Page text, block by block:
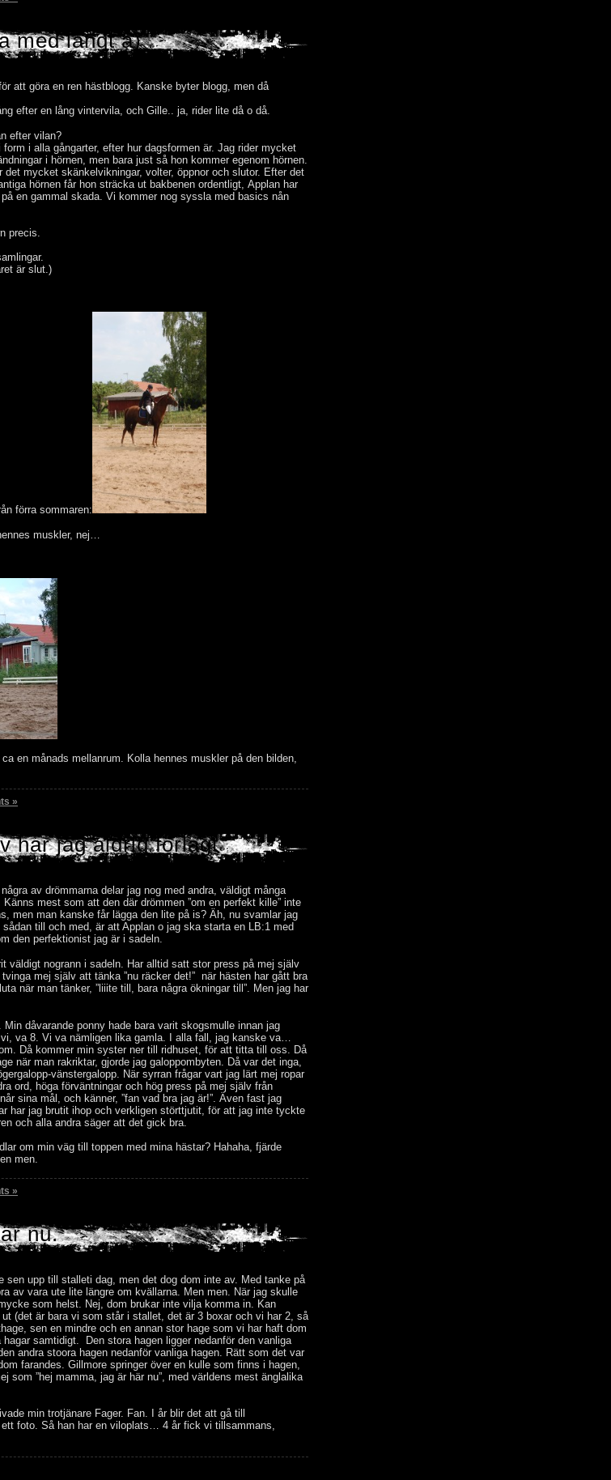
med långt a)
att göra en ren hästblogg. Kanske byter blogg, men då
efter en lång vintervila, och Gille.. ja, rider lite då o då.
efter vilan?
i alla gångarter, efter hur dagsformen är. Jag rider mycket
i hörnen, men bara just så hon kommer egenom hörnen.
det mycket skänkelvikningar, volter, öppnor och slutor. Efter det
hörnen får hon sträcka ut bakbenen ordentligt, Applan har
en gammal skada. Vi kommer nog syssla med basics nån
precis.
är slut.)
förra sommaren:
muskler, nej…
en månads mellanrum. Kolla hennes muskler på den bilden,
»
har jag aldrig förlagt
av drömmarna delar jag nog med andra, väldigt många
mest som att den där drömmen ”om en perfekt kille” inte
men man kanske får lägga den lite på is? Äh, nu svamlar jag
till och med, är att Applan o jag ska starta en LB:1 med
den perfektionist jag är i sadeln.
väldigt nogrann i sadeln. Har alltid satt stor press på mej själv
mej själv att tänka ”nu räcker det!” när hästen har gått bra
när man tänker, ”liiite till, bara några ökningar till”. Men jag har
dåvarande ponny hade bara varit skogsmulle innan jag
va 8. Vi va nämligen lika gamla. I alla fall, jag kanske va…
Då kommer min syster ner till ridhuset, för att titta till oss. Då
när man rakriktar, gjorde jag galoppombyten. Då var det inga,
vänstergalopp. När syrran frågar vart jag lärt mej ropar
ord, höga förväntningar och hög press på mej själv från
sina mål, och känner, ”fan vad bra jag är!”. Även fast jag
har jag brutit ihop och verkligen störttjutit, för att jag inte tyckte
och alla andra säger att det gick bra.
om min väg till toppen med mina hästar? Hahaha, fjärde
men.
»
nu.
upp till stalleti dag, men det dog dom inte av. Med tanke på
av vara ute lite längre om kvällarna. Men men. När jag skulle
som helst. Nej, dom brukar inte vilja komma in. Kan
ut (det är bara vi som står i stallet, det är 3 boxar och vi har 2, så
sen en mindre och en annan stor hage som vi har haft dom
samtidigt. Den stora hagen ligger nedanför den vanliga
andra stoora hagen nedanför vanliga hagen. Rätt som det var
farandes. Gillmore springer över en kulle som finns i hagen,
som ”hej mamma, jag är här nu”, med världens mest änglalika
min trotjänare Fager. Fan. I år blir det att gå till
foto. Så han har en viloplats… 4 år fick vi tillsammans,